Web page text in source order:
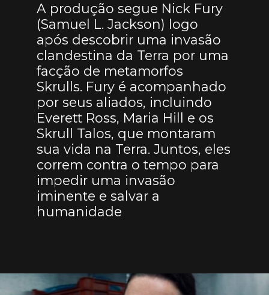
A produção segue Nick Fury
(Samuel L. Jackson) logo
após descobrir uma invasão
clandestina da Terra por uma
facção de metamorfos
Skrulls. Fury é acompanhado
por seus aliados, incluindo
Everett Ross, Maria Hill e os
Skrull Talos, que montaram
sua vida na Terra. Juntos, eles
correm contra o tempo para
impedir uma invasão
iminente e salvar a
humanidade